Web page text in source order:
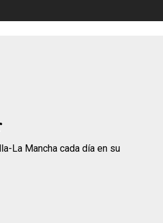
La Mancha cada día en su